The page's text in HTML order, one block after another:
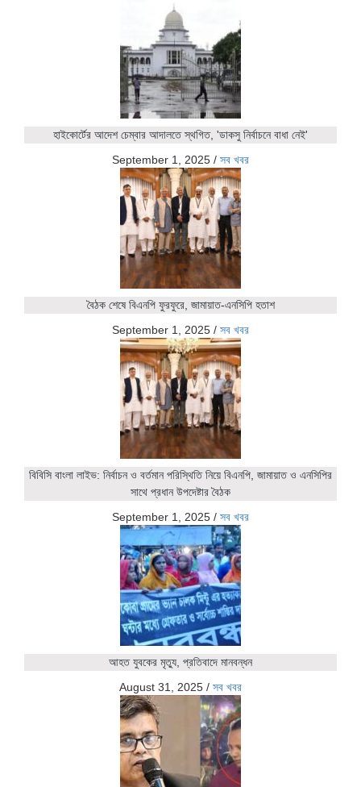
হাইকোর্টের আদেশ চেম্বার আদালতে স্থগিত, 'ডাকসু নির্বাচনে বাধা নেই'
September 1, 2025 / সব খবর
বৈঠক শেষে বিএনপি ফুরফুরে, জামায়াত-এনসিপি হতাশ
September 1, 2025 / সব খবর
বিবিসি বাংলা লাইভ: নির্বাচন ও বর্তমান পরিস্থিতি নিয়ে বিএনপি, জামায়াত ও এনসিপির
সাথে প্রধান উপদেষ্টার বৈঠক
September 1, 2025 / সব খবর
আহত যুবকের মৃত্যু, প্রতিবাদে মানবন্ধন
August 31, 2025 / সব খবর